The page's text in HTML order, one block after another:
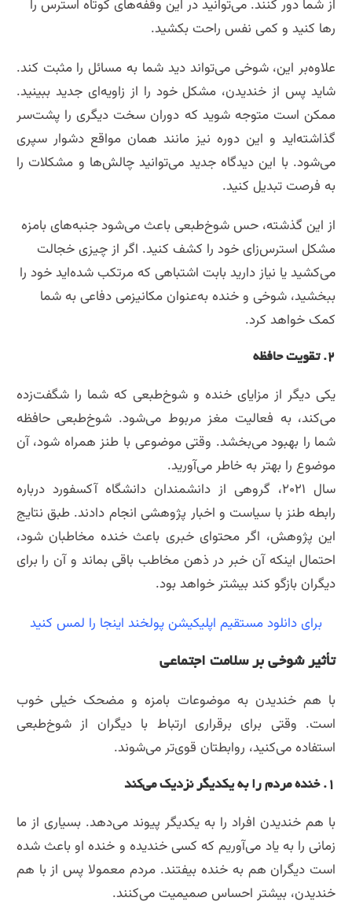
از شما دور کنند. می‌توانید در این وقفه‌های کوتاه استرس را
رها کنید و کمی نفس راحت بکشید.
علاوه‌بر این، شوخی می‌تواند دید شما به مسائل را مثبت کند.
شاید پس از خندیدن، مشکل خود را از زاویه‌ای جدید ببینید.
ممکن است متوجه شوید که دوران سخت دیگری را پشت‌سر
گذاشته‌اید و این دوره نیز مانند همان مواقع دشوار سپری
می‌شود. با این دیدگاه جدید می‌توانید چالش‌ها و مشکلات را
به فرصت تبدیل کنید.
از این گذشته، حس شوخ‌طبعی باعث می‌شود جنبه‌های بامزه
مشکل استرس‌زای خود را کشف کنید. اگر از چیزی خجالت
می‌کشید یا نیاز دارید بابت اشتباهی که مرتکب شده‌اید خود را
ببخشید، شوخی و خنده به‌عنوان مکانیزمی دفاعی به شما
کمک خواهد کرد.
۲. تقویت حافظه
یکی دیگر از مزایای خنده و شوخ‌طبعی که شما را شگفت‌زده
می‌کند، به فعالیت مغز مربوط می‌شود. شوخ‌طبعی حافظه
شما را بهبود می‌بخشد. وقتی موضوعی با طنز همراه شود، آن
موضوع را بهتر به خاطر می‌آورید.
سال ۲۰۲۱، گروهی از دانشمندان دانشگاه آکسفورد درباره
رابطه طنز با سیاست و اخبار پژوهشی انجام دادند. طبق نتایج
این پژوهش، اگر محتوای خبری باعث خنده مخاطبان شود،
احتمال اینکه آن خبر در ذهن مخاطب باقی بماند و آن را برای
دیگران بازگو کند بیشتر خواهد بود.
برای دانلود مستقیم اپلیکیشن پولخند اینجا را لمس کنید
تأثیر شوخی بر سلامت اجتماعی
با هم خندیدن به موضوعات بامزه و مضحک خیلی خوب
است. وقتی برای برقراری ارتباط با دیگران از شوخ‌طبعی
استفاده می‌کنید، روابطتان قوی‌تر می‌شوند.
۱. خنده مردم را به یکدیگر نزدیک می‌کند
با هم خندیدن افراد را به یکدیگر پیوند می‌دهد. بسیاری از ما
زمانی را به یاد می‌آوریم که کسی خندیده و خنده او باعث شده
است دیگران هم به خنده بیفتند. مردم معمولا پس از با هم
خندیدن، بیشتر احساس صمیمیت می‌کنند.